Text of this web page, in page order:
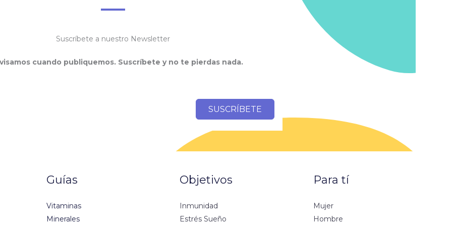
Suscríbete a nuestro Newsletter
cuando publiquemos. Suscríbete y no te pierdas nada.
SUSCRÍBETE
Guías
Vitaminas
Minerales
Objetivos
Inmunidad
Estrés Sueño
Para tí
Mujer
Hombre